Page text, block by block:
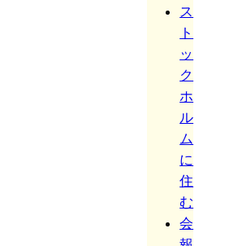
ス
ト
ッ
ク
ホ
ル
ム
に
住
む
会